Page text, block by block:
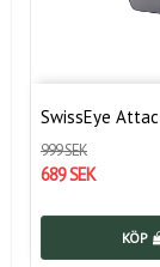
SwissEye Attac
999 SEK
689 SEK
KÖP